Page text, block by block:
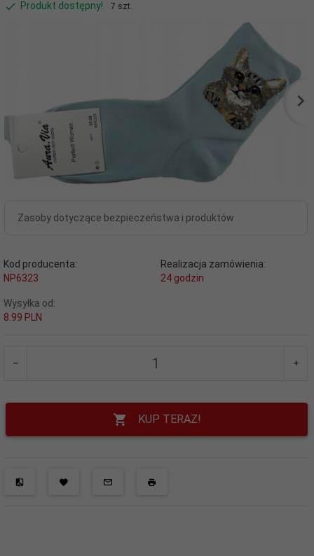
Produkt dostępny! 7 szt.
Zasoby dotyczące bezpieczeństwa i produktów
Kod producenta:
NP6323
Realizacja zamówienia:
24 godzin
Wysyłka od:
8.99 PLN
KUP TERAZ!